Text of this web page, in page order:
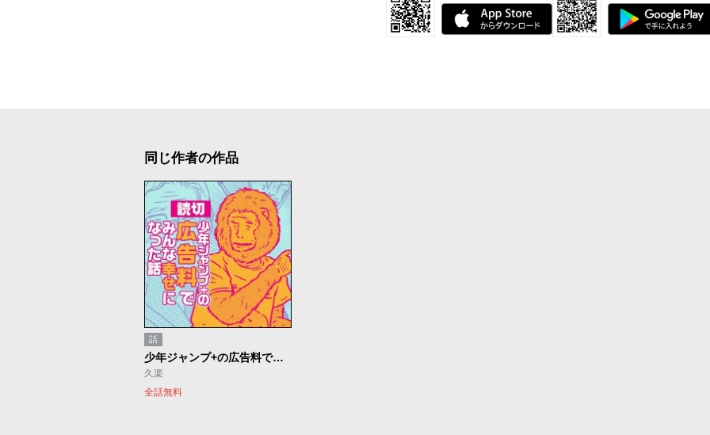
同じ作者の作品
話
少年ジャンプ+の広告料でみんな幸せになった話
久楽
全話無料